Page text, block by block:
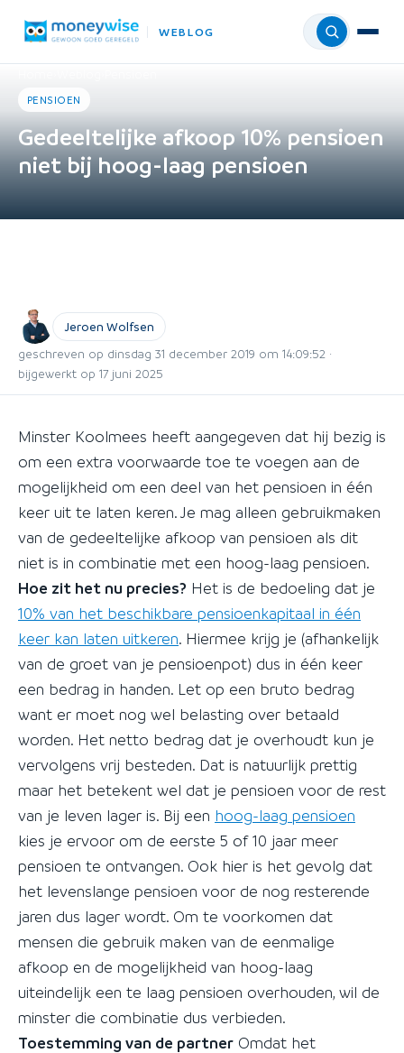
WEBLOG Menu
PENSIOEN
Gedeeltelijke afkoop 10% pensioen
niet bij hoog-laag pensioen
Jeroen Wolfsen
geschreven op dinsdag 31 december 2019 om 14:09:52 ·
bijgewerkt op 17 juni 2025
Minster Koolmees heeft aangegeven dat hij bezig is
om een extra voorwaarde toe te voegen aan de
mogelijkheid om een deel van het pensioen in één
keer uit te laten keren. Je mag alleen gebruikmaken
van de gedeeltelijke afkoop van pensioen als dit
niet is in combinatie met een hoog-laag pensioen.
Hoe zit het nu precies? Het is de bedoeling dat je
10% van het beschikbare pensioenkapitaal in één
keer kan laten uitkeren. Hiermee krijg je (afhankelijk
van de groet van je pensioenpot) dus in één keer
een bedrag in handen. Let op een bruto bedrag
want er moet nog wel belasting over betaald
worden. Het netto bedrag dat je overhoudt kun je
vervolgens vrij besteden. Dat is natuurlijk prettig
maar het betekent wel dat je pensioen voor de rest
van je leven lager is. Bij een hoog-laag pensioen
kies je ervoor om de eerste 5 of 10 jaar meer
pensioen te ontvangen. Ook hier is het gevolg dat
het levenslange pensioen voor de nog resterende
jaren dus lager wordt. Om te voorkomen dat
mensen die gebruik maken van de eenmalige
afkoop en de mogelijkheid van hoog-laag
uiteindelijk een te laag pensioen overhouden, wil de
minster die combinatie dus verbieden.
Toestemming van de partner Omdat het